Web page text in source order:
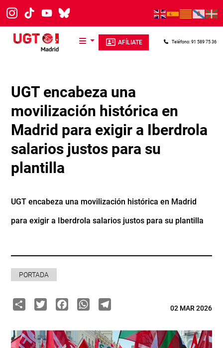
Pasar al contenido principal
AFÍLIATE Teléfono: 91 589 75 36
UGT encabeza una
movilización histórica en
Madrid para exigir a Iberdrola
salarios justos para su
plantilla
UGT encabeza una movilización histórica en Madrid
para exigir a Iberdrola salarios justos para su plantilla
PORTADA
ShareTwitterFacebook
WhatsApp
Telegram02 MAR 2026